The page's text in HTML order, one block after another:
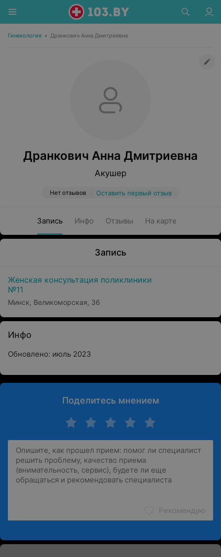
Гинекология • Дранкович Анна Дмитриевна
Дранкович Анна Дмитриевна
Акушер
Нет отзывов Оставить первый отзыв
Запись Инфо Отзывы На карте
Запись
Женская консультация поликлиники
№11
Минск, Великоморская, 36
Инфо
Обновлено: июль 2023
Поделитесь мнением
Рекомендую